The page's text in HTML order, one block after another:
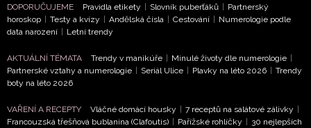
DOPORUČUJEME Pravidla etikety | Slovník puberťáků | Partnerský
horoskop | Testy a kvízy | Andělská čísla | Cestování | Numerologie podle
data narození | Letní trendy
AKTUÁLNÍ TÉMATA Trendy v manikúře | Minulé životy dle numerologie |
Partnerské vztahy a numerologie | Seriál Ulice | Plavky na léto 2026 | Trendy
boty na léto 2026
VAŘENÍ A RECEPTY Vláčné domácí housky | 7 receptů na salátové zálivky |
Francouzská třešňová bublanina (Clafoutis) | Pařížské rohlíčky | 30 nejlepších